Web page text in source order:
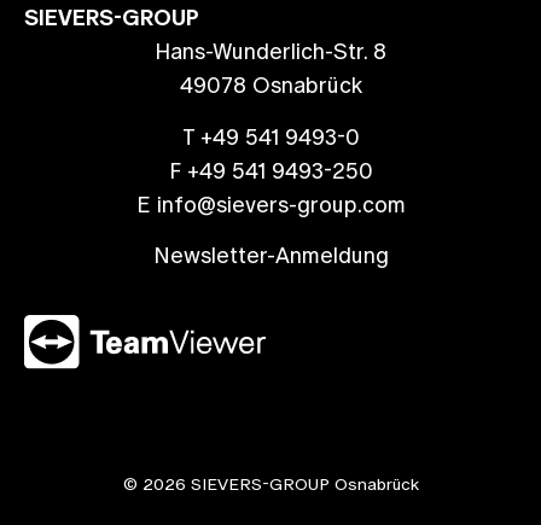
SIEVERS-GROUP
Hans-Wunderlich-Str. 8
49078 Osnabrück
T +49 541 9493-0
F +49 541 9493-250
E info@sievers-group.com
Newsletter-Anmeldung
© 2026 SIEVERS-GROUP Osnabrück